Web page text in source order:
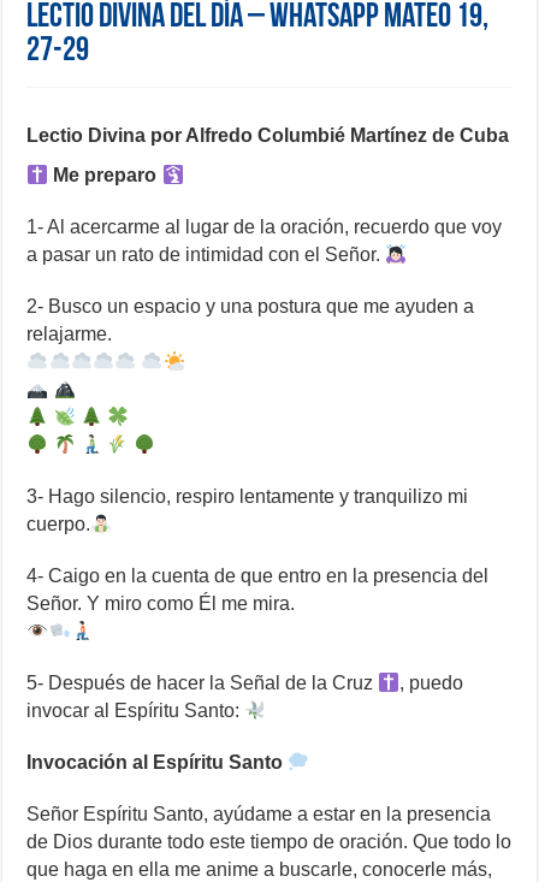
Lectio Divina del día – WhatsApp Mateo 19,
27-29
Lectio Divina por Alfredo Columbié Martínez de Cuba
Me preparo
1- Al acercarme al lugar de la oración, recuerdo que voy
a pasar un rato de intimidad con el Señor.
2- Busco un espacio y una postura que me ayuden a
relajarme.
3- Hago silencio, respiro lentamente y tranquilizo mi
cuerpo.
4- Caigo en la cuenta de que entro en la presencia del
Señor. Y miro como Él me mira.
5- Después de hacer la Señal de la Cruz
, puedo
invocar al Espíritu Santo:
Invocación al Espíritu Santo
Señor Espíritu Santo, ayúdame a estar en la presencia
de Dios durante todo este tiempo de oración. Que todo lo
que haga en ella me anime a buscarle, conocerle más,